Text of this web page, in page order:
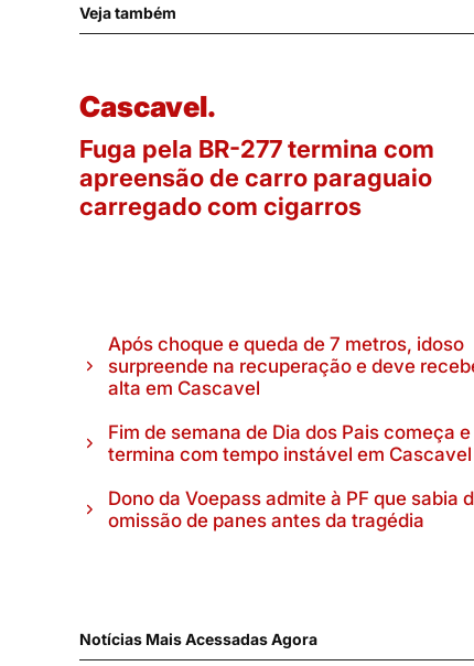
Veja também
Cascavel.
Fuga pela BR-277 termina com
apreensão de carro paraguaio
carregado com cigarros
Após choque e queda de 7 metros, idoso
surpreende na recuperação e deve
alta em Cascavel
Fim de semana de Dia dos Pais começa e
termina com tempo instável em Cascavel
Dono da Voepass admite à PF que sabia
omissão de panes antes da tragédia
Notícias Mais Acessadas Agora